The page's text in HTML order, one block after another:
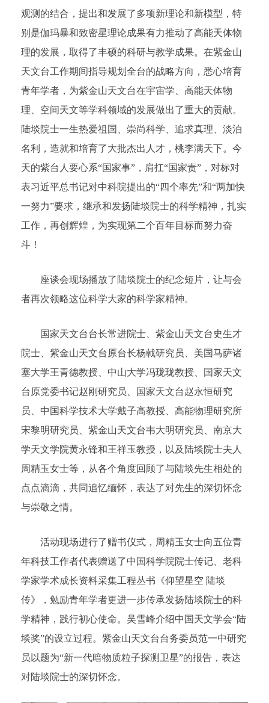
观测的结合，提出和发展了多项新理论和新模型，特
别是伽玛暴和致密星理论成果有力推动了高能天体物
理的发展，取得了丰硕的科研与教学成果。在紫金山
天文台工作期间指导规划全台的战略方向，悉心培育
青年学者，为紫金山天文台在宇宙学、高能天体物
理、空间天文等学科领域的发展做出了重大的贡献。
陆埮院士一生热爱祖国、崇尚科学、追求真理、淡泊
名利，造就和培育了大批杰出人才，桃李满天下。今
天的紫台人要心系“国家事”，肩扛“国家责”，对标对
表习近平总书记对中科院提出的“四个率先”和“两加快
一努力”要求，继承和发扬陆埮院士的科学精神，扎实
工作，再创辉煌，为实现第二个百年目标而努力奋
斗！
座谈会现场播放了陆埮院士的纪念短片，让与会
者再次领略这位科学大家的科学家精神。
国家天文台台长常进院士、紫金山天文台史生才
院士、紫金山天文台原台长杨戟研究员、美国马萨诸
塞大学王青德教授、中山大学冯珑珑教授、国家天文
台原党委书记赵刚研究员、国家天文台赵永恒研究
员、中国科学技术大学戴子高教授、高能物理研究所
宋黎明研究员、紫金山天文台韦大明研究员、南京大
学天文学院黄永锋和王祥玉教授，以及陆埮院士夫人
周精玉女士等，从各个角度回顾了与陆埮先生相处的
点点滴滴，共同追忆缅怀，表达了对先生的深切怀念
与崇敬之情。
活动现场进行了赠书仪式，周精玉女士向五位青
年科技工作者代表赠送了中国科学院院士传记、老科
学家学术成长资料采集工程丛书《仰望星空 陆埮
传》，勉励青年学者更进一步传承发扬陆埮院士的科
学精神，践行初心使命。吴雪峰介绍中国天文学会“陆
埮奖”的设立过程。紫金山天文台台务委员范一中研究
员以题为“新一代暗物质粒子探测卫星”的报告，表达
对陆埮院士的深切怀念。